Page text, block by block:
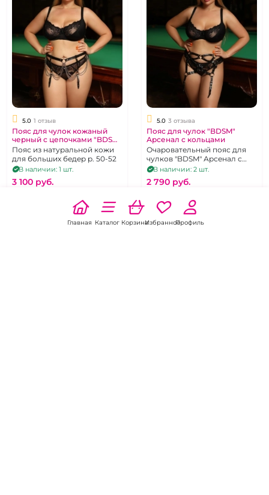
5.0 1 отзыв
Пояс для чулок кожаный
черный с цепочками "BDSM
Arsenal"
Пояс из натуральной кожи
для больших бедер р. 50-52
В наличии: 1 шт.
3 100 pуб.
В корзину
5.0 3 отзыва
Пояс для чулок "BDSM"
Арсенал с кольцами
Очаровательный пояс для
чулков "BDSM" Арсенал с
кольцами
В наличии: 2 шт.
2 790 pуб.
В корзину
Главная Каталог КорзинаИзбранноеПрофиль